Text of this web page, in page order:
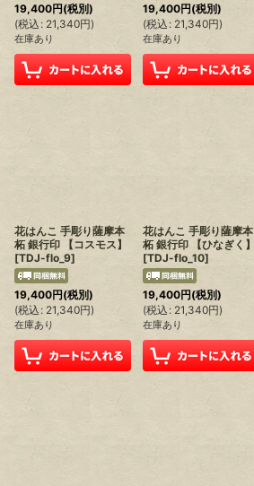
19,400円(税別)
(税込 : 21,340円)
在庫あり
19,400円(税別)
(税込 : 21,340円)
在庫あり
花はんこ 手彫り薩摩本
柘 銀行印 【コスモス】
[TDJ-flo_9]
19,400円(税別)
(税込 : 21,340円)
在庫あり
花はんこ 手彫り薩摩本
柘 銀行印 【ひなぎく】
[TDJ-flo_10]
19,400円(税別)
(税込 : 21,340円)
在庫あり